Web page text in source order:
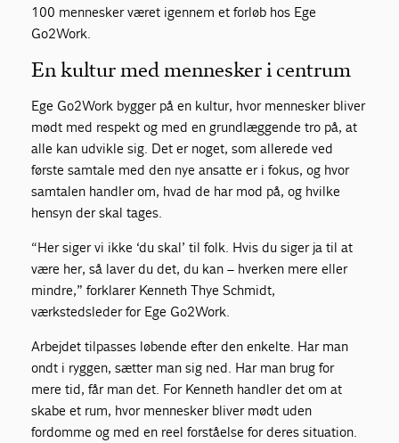
100 mennesker været igennem et forløb hos Ege
Go2Work.
En kultur med mennesker i centrum
Ege Go2Work bygger på en kultur, hvor mennesker bliver
mødt med respekt og med en grundlæggende tro på, at
alle kan udvikle sig. Det er noget, som allerede ved
første samtale med den nye ansatte er i fokus, og hvor
samtalen handler om, hvad de har mod på, og hvilke
hensyn der skal tages.
“Her siger vi ikke ‘du skal’ til folk. Hvis du siger ja til at
være her, så laver du det, du kan – hverken mere eller
mindre,” forklarer Kenneth Thye Schmidt,
værkstedsleder for Ege Go2Work.
Arbejdet tilpasses løbende efter den enkelte. Har man
ondt i ryggen, sætter man sig ned. Har man brug for
mere tid, får man det. For Kenneth handler det om at
skabe et rum, hvor mennesker bliver mødt uden
fordomme og med en reel forståelse for deres situation.